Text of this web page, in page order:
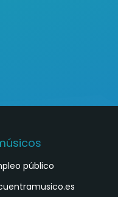
público